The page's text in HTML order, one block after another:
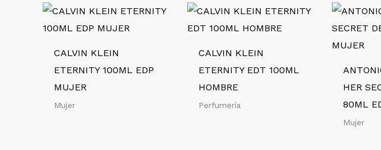
CALVIN KLEIN
ETERNITY 100ML EDP
MUJER
Mujer
CALVIN KLEIN
ETERNITY EDT 100ML
HOMBRE
Perfumería
HER
80ML
Mujer